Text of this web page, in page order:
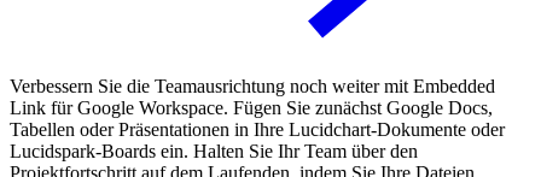
Verbessern Sie die Teamausrichtung noch weiter mit Embedded
Link für Google Workspace. Fügen Sie zunächst Google Docs,
Tabellen oder Präsentationen in Ihre Lucidchart-Dokumente oder
Lucidspark-Boards ein. Halten Sie Ihr Team über den